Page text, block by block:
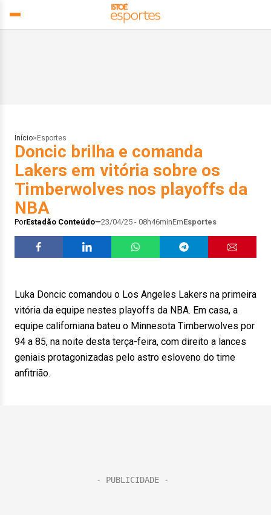
Início> Esportes
Doncic brilha e comanda
Lakers em vitória sobre os
Timberwolves nos playoffs da
NBA
PorEstadão Conteúdo 23/04/25 - 08h46minEmEsportes
Luka Doncic comandou o Los Angeles Lakers na primeira
vitória da equipe nestes playoffs da NBA. Em casa, a
equipe californiana bateu o Minnesota Timberwolves por
94 a 85, na noite desta terça-feira, com direito a lances
geniais protagonizadas pelo astro esloveno do time
anfitrião.